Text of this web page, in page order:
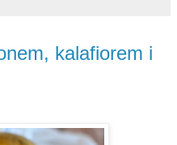
kalafiorem i